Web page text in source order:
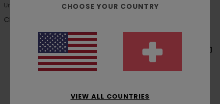
Unisex Multi Raw Trucks 5.0
CHF 39,00
Unisex Multi Square Icon Grip
1 DECK = 1 GRIPTAPE GRATIS
CHOOSE YOUR COUNTRY
VIEW ALL COUNTRIES